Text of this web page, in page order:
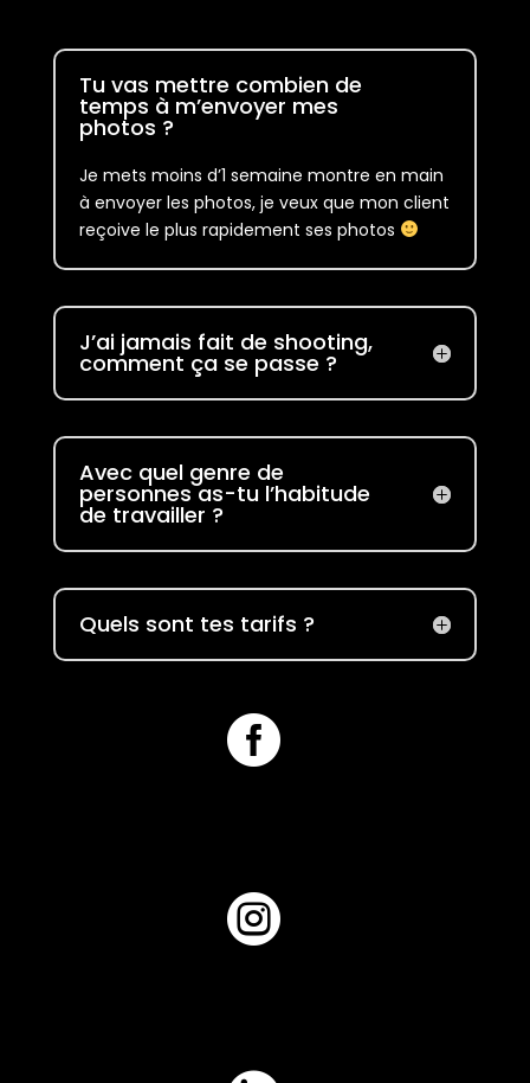
Tu vas mettre combien de
temps à m’envoyer mes
photos ?
Je mets moins d’1 semaine montre en main
à envoyer les photos, je veux que mon client
reçoive le plus rapidement ses photos
J’ai jamais fait de shooting,
comment ça se passe ?
Avec quel genre de
personnes as-tu l’habitude
de travailler ?
Quels sont tes tarifs ?

